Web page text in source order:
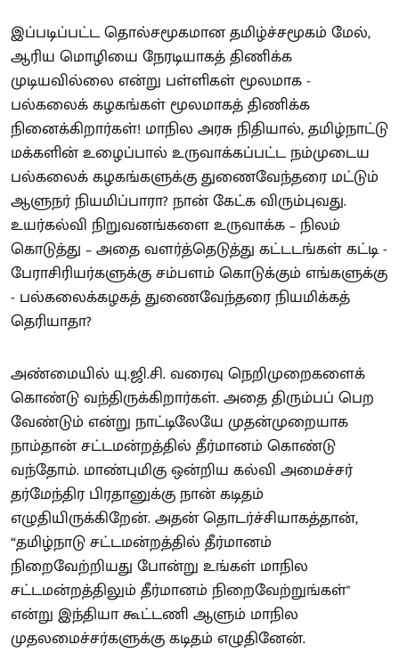
இப்படிப்பட்ட தொல்சமூகமான தமிழ்ச்சமூகம் மேல்,
ஆரிய மொழியை நேரடியாகத் திணிக்க
முடியவில்லை என்று பள்ளிகள் மூலமாக -
பல்கலைக் கழகங்கள் மூலமாகத் திணிக்க
நினைக்கிறார்கள்! மாநில அரசு நிதியால், தமிழ்நாட்டு
மக்களின் உழைப்பால் உருவாக்கப்பட்ட நம்முடைய
பல்கலைக் கழகங்களுக்கு துணைவேந்தரை மட்டும்
ஆளுநர் நியமிப்பாரா? நான் கேட்க விரும்புவது.
உயர்கல்வி நிறுவனங்களை உருவாக்க – நிலம்
கொடுத்து – அதை வளர்த்தெடுத்து கட்டடங்கள் கட்டி -
பேராசிரியர்களுக்கு சம்பளம் கொடுக்கும் எங்களுக்கு
- பல்கலைக்கழகத் துணைவேந்தரை நியமிக்கத்
தெரியாதா?
அண்மையில் யு.ஜி.சி. வரைவு நெறிமுறைகளைக்
கொண்டு வந்திருக்கிறார்கள். அதை திரும்பப் பெற
வேண்டும் என்று நாட்டிலேயே முதன்முறையாக
நாம்தான் சட்டமன்றத்தில் தீர்மானம் கொண்டு
வந்தோம். மாண்புமிகு ஒன்றிய கல்வி அமைச்சர்
தர்மேந்திர பிரதானுக்கு நான் கடிதம்
எழுதியிருக்கிறேன். அதன் தொடர்ச்சியாகத்தான்,
“தமிழ்நாடு சட்டமன்றத்தில் தீர்மானம்
நிறைவேற்றியது போன்று உங்கள் மாநில
சட்டமன்றத்திலும் தீர்மானம் நிறைவேற்றுங்கள்"
என்று இந்தியா கூட்டணி ஆளும் மாநில
முதலமைச்சர்களுக்கு கடிதம் எழுதினேன்.